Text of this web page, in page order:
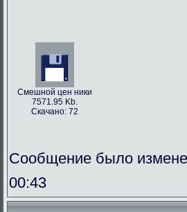
Смешной цен ники
7571.95 Kb.
Скачано: 72
Сообщение было
00:43